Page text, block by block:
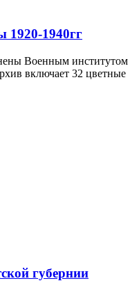
1920-1940гг
Военным институтом
включает 32 цветные
губернии